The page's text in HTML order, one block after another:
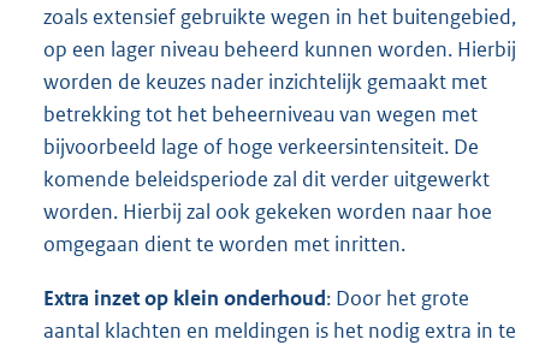
zoals extensief gebruikte wegen in het buitengebied,
op een lager niveau beheerd kunnen worden. Hierbij
worden de keuzes nader inzichtelijk gemaakt met
betrekking tot het beheerniveau van wegen met
bijvoorbeeld lage of hoge verkeersintensiteit. De
komende beleidsperiode zal dit verder uitgewerkt
worden. Hierbij zal ook gekeken worden naar hoe
omgegaan dient te worden met inritten.
Extra inzet op klein onderhoud: Door het grote
aantal klachten en meldingen is het nodig extra in te